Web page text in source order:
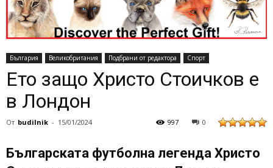
България Великобритания Подбрани от редактора Спорт
Ето защо Христо Стоичков е
в Лондон
От budilnik - 15/01/2024 0
997
Българската футболна легенда Христо